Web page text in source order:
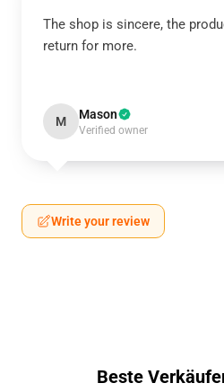
The shop is sincere, the
return for more.
M Mason
Verified owner
Write your review
Beste